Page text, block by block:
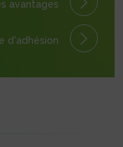
avantages
d'adhésion